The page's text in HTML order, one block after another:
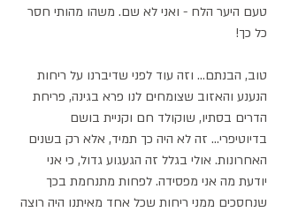
טעם היער הלח - ואני לא שם. משהו מהותי חסר
כל כך!
טוב, הבנתם... וזה עוד לפני שדיברנו על ריחות
הנענע והאזוב שצומחים לנו פרא בגינה, פריחת
הדרים בסתיו, שוקולד חם וקניית בושם
בדיוטיפרי... זה לא היה כך תמיד, אלא רק בשנים
האחרונות. אולי בגלל זה הגעגוע גדול, כי אני
יודעת מה אני מפסידה. לפחות מתנחמת בכך
שנחסכים ממני ריחות שכל אחד מאיתנו היה רוצה